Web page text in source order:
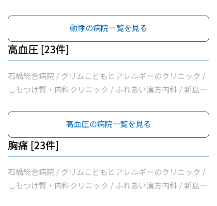
内科・乳腺クリニック / 島田クリニック / 佐藤内科 / コン
フォート下野クリニック / ふじたクリニック / 医療法人社
団輝会つばさクリニック / 藤沼医院 / 石川医院 / やの小児
科医院 / 川嶌内科小児科クリニック / 一般社団法人巨樹の
会新上三川病院 / 小口内科小児科医院 / 山﨑医院 / うえの
クリニック / せんば医院 / どんどんまもろうクリニックし
動悸の病院一覧を見る
高血圧 [23件]
石橋総合病院 / グリムこどもとアレルギーのクリニック /
しもつけ腎・内科クリニック / ふれあい漢方内科 / 新島内
内科・乳腺クリニック / 島田クリニック / 佐藤内科 / コン
フォート下野クリニック / ふじたクリニック / 医療法人社
団輝会つばさクリニック / 藤沼医院 / 石川医院 / やの小児
科医院 / 川嶌内科小児科クリニック / 一般社団法人巨樹の
会新上三川病院 / 小口内科小児科医院 / 山﨑医院 / うえの
クリニック / せんば医院 / どんどんまもろうクリニックし
高血圧の病院一覧を見る
胸痛 [23件]
石橋総合病院 / グリムこどもとアレルギーのクリニック /
しもつけ腎・内科クリニック / ふれあい漢方内科 / 新島内